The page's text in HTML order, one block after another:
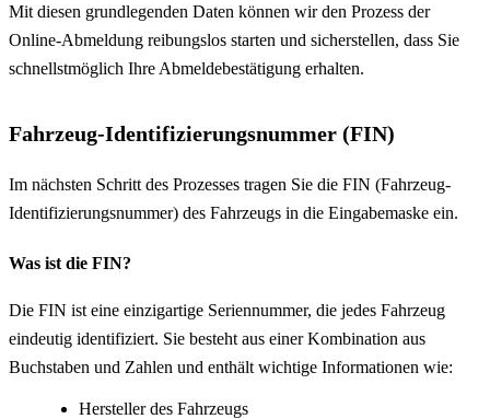
Mit diesen grundlegenden Daten können wir den Prozess der
Online-Abmeldung reibungslos starten und sicherstellen, dass Sie
schnellstmöglich Ihre Abmeldebestätigung erhalten.
Fahrzeug-Identifizierungsnummer (FIN)
Im nächsten Schritt des Prozesses tragen Sie die FIN (Fahrzeug-
Identifizierungsnummer) des Fahrzeugs in die Eingabemaske ein.
Was ist die FIN?
Die FIN ist eine einzigartige Seriennummer, die jedes Fahrzeug
eindeutig identifiziert. Sie besteht aus einer Kombination aus
Buchstaben und Zahlen und enthält wichtige Informationen wie:
Hersteller des Fahrzeugs